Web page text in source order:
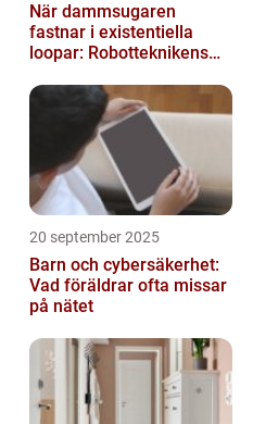
När dammsugaren
fastnar i existentiella
loopar: Robotteknikens
20 september 2025
Barn och cybersäkerhet:
Vad föräldrar ofta missar
på nätet